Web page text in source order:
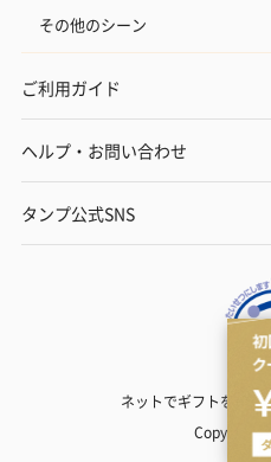
その他のシーン
ご利用ガイド
ヘルプ・お問い合わせ
タンプ公式SNS
ネットでギフトを贈る
Copyright©